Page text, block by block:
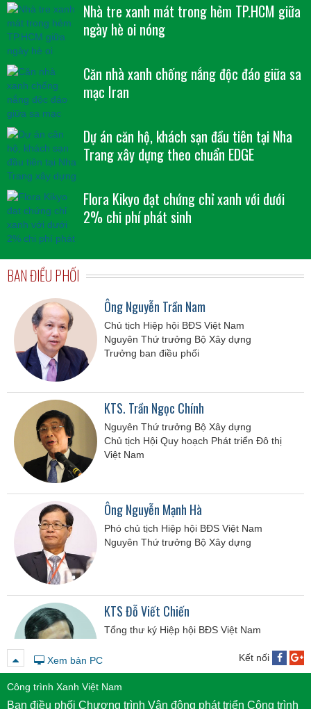
Nhà tre xanh mát trong hẻm TP.HCM giữa
ngày hè oi nóng
Căn nhà xanh chống nắng độc đáo giữa sa
mạc Iran
Dự án căn hộ, khách sạn đầu tiên tại Nha
Trang xây dựng theo chuẩn EDGE
Flora Kikyo đạt chứng chỉ xanh với dưới
2% chi phí phát sinh
BAN ĐIỀU PHỐI
Ông Nguyễn Trần Nam
Chủ tịch Hiệp hội BĐS Việt Nam
Nguyên Thứ trưởng Bộ Xây dựng
Trưởng ban điều phối
KTS. Trần Ngọc Chính
Nguyên Thứ trưởng Bộ Xây dựng
Chủ tịch Hội Quy hoạch Phát triển Đô thị
Việt Nam
Ông Nguyễn Mạnh Hà
Phó chủ tịch Hiệp hội BĐS Việt Nam
Nguyên Thứ trưởng Bộ Xây dựng
KTS Đỗ Viết Chiến
Tổng thư ký Hiệp hội BĐS Việt Nam
Xem bản PC Kết nối
Công trình Xanh Việt Nam
Ban điều phối Chương trình Vận động phát triển Công trình